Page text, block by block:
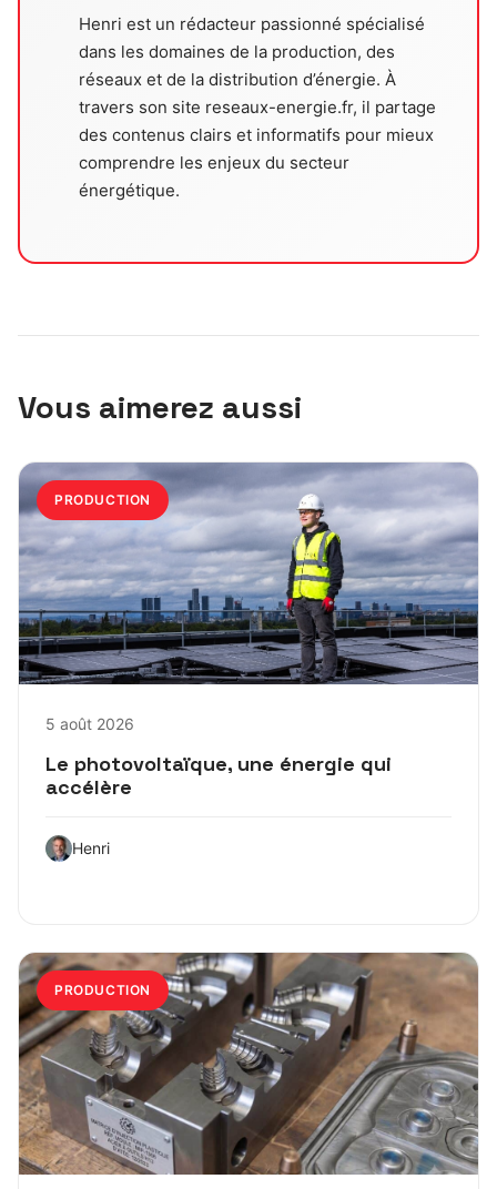
Henri est un rédacteur passionné spécialisé
dans les domaines de la production, des
réseaux et de la distribution d’énergie. À
travers son site reseaux-energie.fr, il partage
des contenus clairs et informatifs pour mieux
comprendre les enjeux du secteur
énergétique.
Vous aimerez aussi
PRODUCTION
5 août 2026
Le photovoltaïque, une énergie qui
accélère
Henri
PRODUCTION